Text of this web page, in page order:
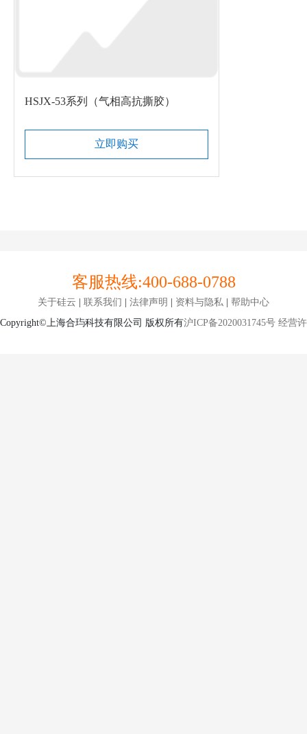
HSJX-53系列（气相高抗撕胶）
立即购买
客服热线:400-688-0788
关于硅云 | 联系我们 | 法律声明 | 资料与隐私 | 帮助中心
Copyright©上海合玙科技有限公司 版权所有沪ICP备2020031745号 经营